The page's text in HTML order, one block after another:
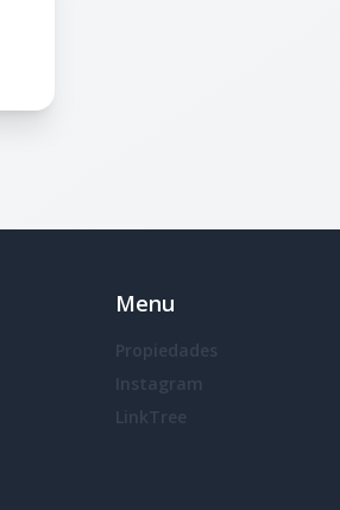
Menu
Propiedades
Instagram
LinkTree